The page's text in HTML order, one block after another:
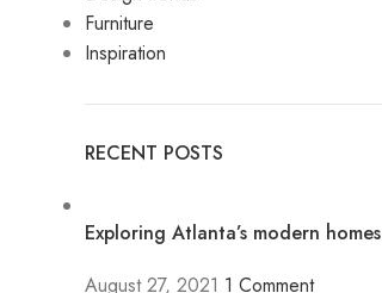
Furniture
Inspiration
RECENT POSTS
Exploring Atlanta’s modern homes
August 27, 2021 1 Comment